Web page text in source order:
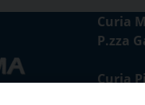
Curia
P.zza
Curia